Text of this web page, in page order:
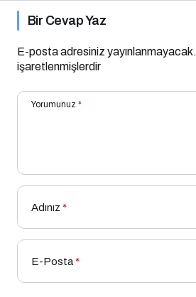
Bir Cevap Yaz
E-posta adresiniz yayınlanmayacak.
işaretlenmişlerdir
Yorumunuz *
Adınız *
E-Posta*